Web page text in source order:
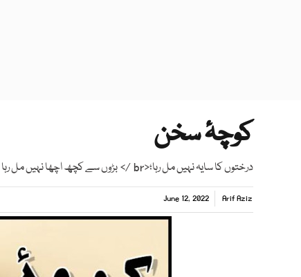
کوچۂ سخن
درختوں کا سایہ نہیں مل رہا؛<br /> بڑوں سے کچھ اچھا نہیں مل رہا
Arif Aziz
June 12, 2022